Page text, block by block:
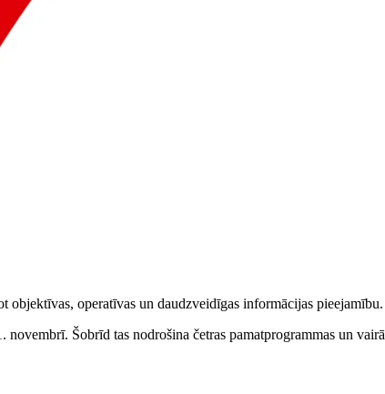
operatīvas un daudzveidīgas informācijas pieejamību.
Šobrīd tas nodrošina četras pamatprogrammas un